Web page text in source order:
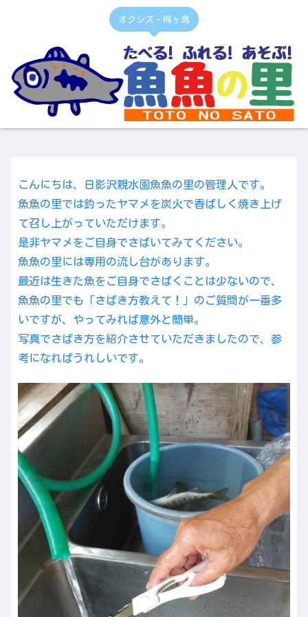
オクシズ・梅ヶ島
こんにちは、日影沢親水園魚魚の里の管理人です。
魚魚の里では釣ったヤマメを炭火で香ばしく焼き上げ
て召し上がっていただけます。
是非ヤマメをご自身でさばいてみてください。
魚魚の里には専用の流し台があります。
最近は生きた魚をご自身でさばくことは少ないので、
魚魚の里でも「さばき方教えて！」のご質問が一番多
いですが、やってみれば意外と簡単。
写真でさばき方を紹介させていただきましたので、参
考になればうれしいです。